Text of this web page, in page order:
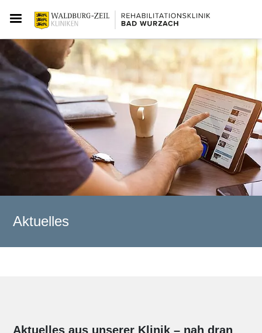
Aktuelles
Aktuelles aus unserer Klinik – nah dran